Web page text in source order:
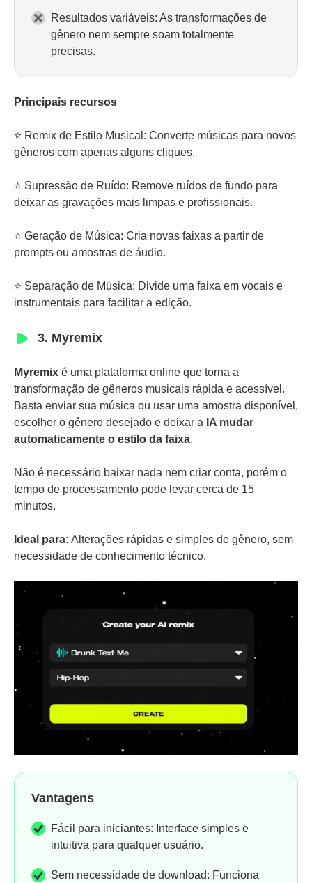
Resultados variáveis: As transformações de
gênero nem sempre soam totalmente
precisas.
Principais recursos
⭐ Remix de Estilo Musical: Converte músicas para novos
gêneros com apenas alguns cliques.
⭐ Supressão de Ruído: Remove ruídos de fundo para
deixar as gravações mais limpas e profissionais.
⭐ Geração de Música: Cria novas faixas a partir de
prompts ou amostras de áudio.
⭐ Separação de Música: Divide uma faixa em vocais e
instrumentais para facilitar a edição.
3. Myremix
Myremix é uma plataforma online que torna a
transformação de gêneros musicais rápida e acessível.
Basta enviar sua música ou usar uma amostra disponível,
escolher o gênero desejado e deixar a IA mudar
automaticamente o estilo da faixa.
Não é necessário baixar nada nem criar conta, porém o
tempo de processamento pode levar cerca de 15
minutos.
Ideal para: Alterações rápidas e simples de gênero, sem
necessidade de conhecimento técnico.
Vantagens
Fácil para iniciantes: Interface simples e
intuitiva para qualquer usuário.
Sem necessidade de download: Funciona